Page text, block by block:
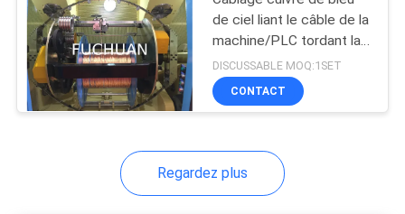
PVC
machine à simple
de ciel liant le câble de la
machine/PLC tordant la
machine
DISCUSSABLE MOQ:1SET
CONTACT
Regardez plus